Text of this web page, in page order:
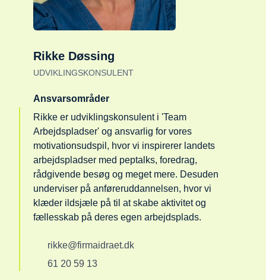
Rikke Døssing
UDVIKLINGSKONSULENT
Ansvarsområder
Rikke er udviklingskonsulent i 'Team
Arbejdspladser' og ansvarlig for vores
motivationsudspil, hvor vi inspirerer landets
arbejdspladser med peptalks, foredrag,
rådgivende besøg og meget mere. Desuden
underviser på anføreruddannelsen, hvor vi
klæder ildsjæle på til at skabe aktivitet og
fællesskab på deres egen arbejdsplads.
rikke@firmaidraet.dk
61 20 59 13